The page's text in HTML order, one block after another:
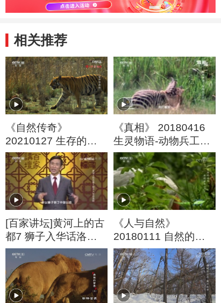
相关推荐
《自然传奇》
20210127 生存的战
场
《真相》 20180416
生灵物语-动物兵工厂
（1）
[百家讲坛]黄河上的古
都7 狮子入华话洛阳
好奇皇帝导演狮虎斗
好戏
《人与自然》
20180111 自然的运
作——水的世界
（上）